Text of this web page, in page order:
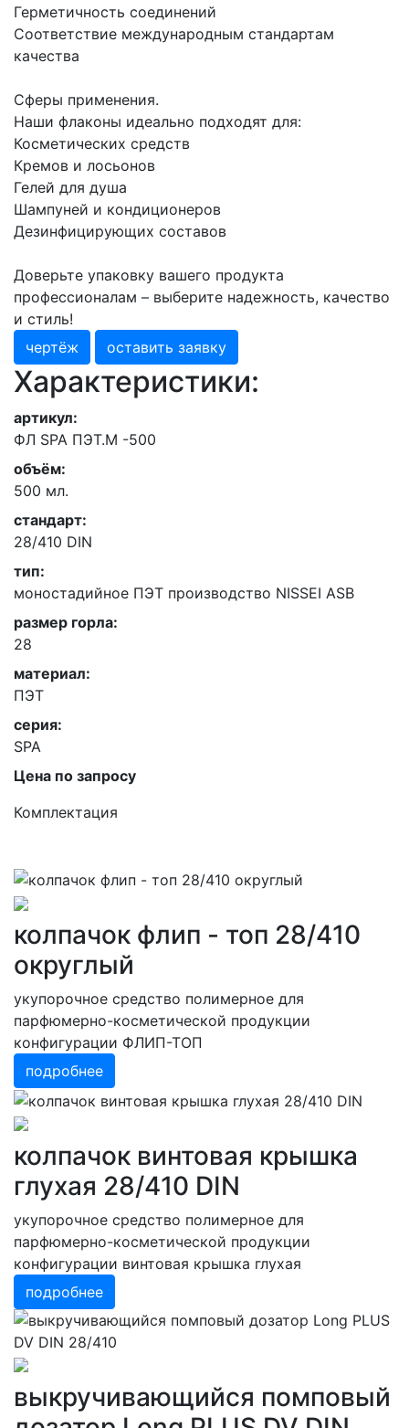
Герметичность соединений
Соответствие международным стандартам
качества
Сферы применения.
Наши флаконы идеально подходят для:
Косметических средств
Кремов и лосьонов
Гелей для душа
Шампуней и кондиционеров
Дезинфицирующих составов
Доверьте упаковку вашего продукта
профессионалам – выберите надежность, качество
и стиль!
чертёж
оставить заявку
Характеристики:
артикул:
ФЛ SPA ПЭТ.М -500
объём:
500 мл.
стандарт:
28/410 DIN
тип:
моностадийное ПЭТ производство NISSEI ASB
размер горла:
28
материал:
ПЭТ
серия:
SPA
Цена по запросу
Комплектация
колпачок флип - топ 28/410
округлый
укупорочное средство полимерное для
парфюмерно-косметической продукции
конфигурации ФЛИП-ТОП
подробнее
колпачок винтовая крышка
глухая 28/410 DIN
укупорочное средство полимерное для
парфюмерно-косметической продукции
конфигурации винтовая крышка глухая
подробнее
выкручивающийся помповый